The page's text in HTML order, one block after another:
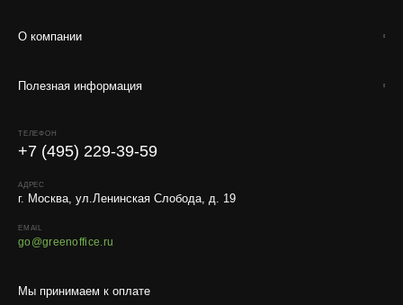
О компании
Полезная информация
Мы принимаем к оплате
ТЕЛЕФОН
+7 (495) 229-39-59
АДРЕС
г. Москва, ул.Ленинская Слобода, д. 19
EMAIL
go@greenoffice.ru